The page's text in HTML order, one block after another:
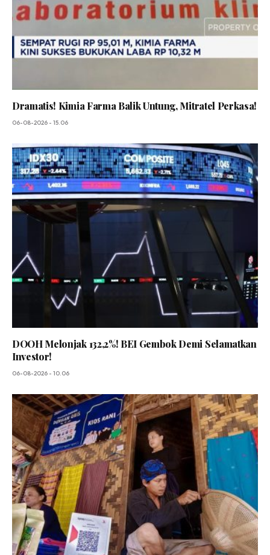
Dramatis! Kimia Farma Balik Untung, Mitratel Perkasa!
06-08-2026 - 15.06
DOOH Melonjak 132,2%! BEI Gembok Demi Selamatkan
Investor!
06-08-2026 - 10.06